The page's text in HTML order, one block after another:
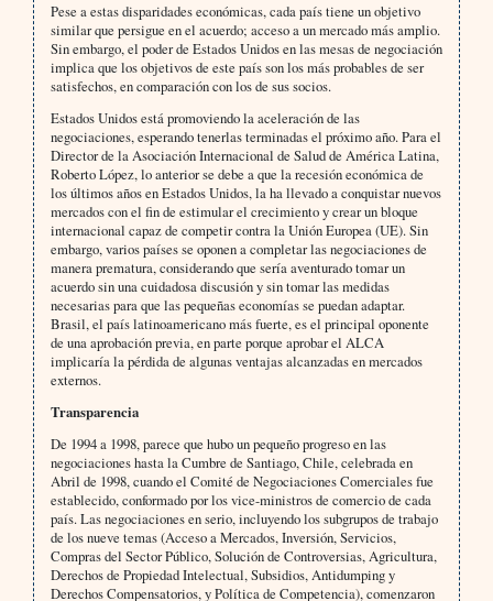
Pese a estas disparidades económicas, cada país tiene un objetivo
similar que persigue en el acuerdo; acceso a un mercado más amplio.
Sin embargo, el poder de Estados Unidos en las mesas de negociación
implica que los objetivos de este país son los más probables de ser
satisfechos, en comparación con los de sus socios.
Estados Unidos está promoviendo la aceleración de las
negociaciones, esperando tenerlas terminadas el próximo año. Para el
Director de la Asociación Internacional de Salud de América Latina,
Roberto López, lo anterior se debe a que la recesión económica de
los últimos años en Estados Unidos, la ha llevado a conquistar nuevos
mercados con el fin de estimular el crecimiento y crear un bloque
internacional capaz de competir contra la Unión Europea (UE). Sin
embargo, varios países se oponen a completar las negociaciones de
manera prematura, considerando que sería aventurado tomar un
acuerdo sin una cuidadosa discusión y sin tomar las medidas
necesarias para que las pequeñas economías se puedan adaptar.
Brasil, el país latinoamericano más fuerte, es el principal oponente
de una aprobación previa, en parte porque aprobar el ALCA
implicaría la pérdida de algunas ventajas alcanzadas en mercados
externos.
Transparencia
De 1994 a 1998, parece que hubo un pequeño progreso en las
negociaciones hasta la Cumbre de Santiago, Chile, celebrada en
Abril de 1998, cuando el Comité de Negociaciones Comerciales fue
establecido, conformado por los vice-ministros de comercio de cada
país. Las negociaciones en serio, incluyendo los subgrupos de trabajo
de los nueve temas (Acceso a Mercados, Inversión, Servicios,
Compras del Sector Público, Solución de Controversias, Agricultura,
Derechos de Propiedad Intelectual, Subsidios, Antidumping y
Derechos Compensatorios, y Política de Competencia), comenzaron